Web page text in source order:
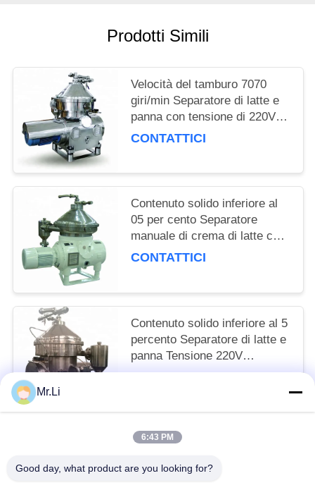
Prodotti Simili
Velocità del tamburo 7070
giri/min Separatore di latte e
panna con tensione di 220V e
capacità di trattamento da
CONTATTICI
Contenuto solido inferiore al
05 per cento Separatore
manuale di crema di latte con
dimensioni di contorno
CONTATTICI
Contenuto solido inferiore al 5
percento Separatore di latte e
panna Tensione 220V
Dimensioni d'ingombro
CONTATTICI
Mr.Li
6:43 PM
Good day, what product are you looking for?